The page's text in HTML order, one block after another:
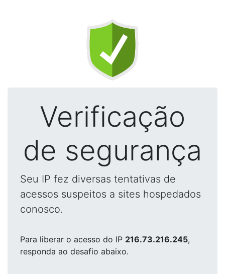
Verificação
de segurança
Seu IP fez diversas tentativas de
acessos suspeitos a sites hospedados
conosco.
Para liberar o acesso do IP 216.73.216.245,
responda ao desafio abaixo.